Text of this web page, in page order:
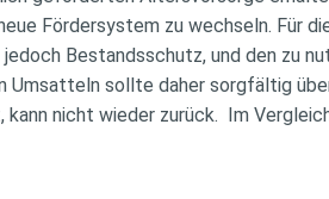
Fördersystem zu wechseln. Für
Bestandsschutz, und den zu
Umsatteln sollte daher sorgfältig
kann nicht wieder zurück. Im